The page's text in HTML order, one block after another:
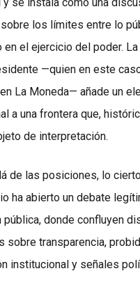
los límites entre lo
en el ejercicio del poder.
—quien en este
La Moneda— añade un
a una frontera que,
de interpretación.
de las posiciones, lo
ha abierto un debate
pública, donde confluyen
sobre transparencia,
institucional y señales